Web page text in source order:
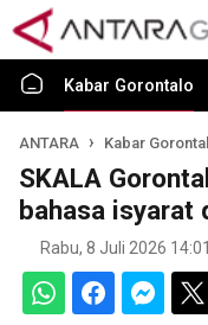
Kabar Gorontalo
ANTARA Kabar
SKALA
bahasa isyarat
Rabu, 8 Juli 2026 14:01